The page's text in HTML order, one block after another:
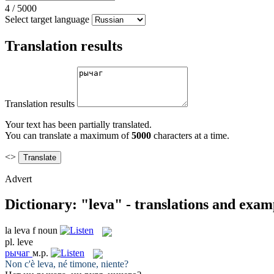
4 / 5000
Select target language
Translation results
Translation results
Your text has been partially translated.
You can translate a maximum of5000 characters at a time.
<>
Advert
Dictionary: "leva" - translations and
la leva f noun
pl. leve
рычаг м.р.
Non c'è leva, né timone, niente?